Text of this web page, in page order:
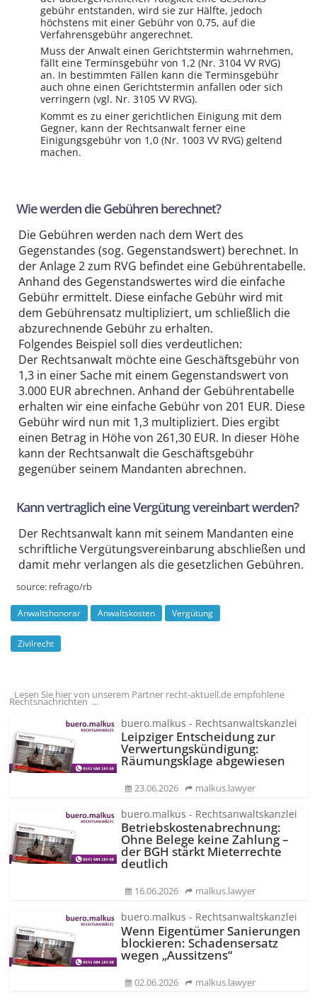
gebühr entstanden, wird sie zur Hälfte, jedoch
höchstens mit einer Gebühr von 0,75, auf die
Verfahrens­gebühr angerechnet.
Muss der Anwalt einen Gerichts­termin wahrnehmen,
fällt eine Termins­gebühr von 1,2 (Nr. 3104 VV RVG)
an. In bestimmten Fällen kann die Termins­gebühr
auch ohne einen Gerichts­termin anfallen oder sich
verringern (vgl. Nr. 3105 VV RVG).
Kommt es zu einer gerichtlichen Einigung mit dem
Gegner, kann der Rechtsanwalt ferner eine
Einigungs­gebühr von 1,0 (Nr. 1003 VV RVG) geltend
machen.
Wie werden die Gebühren berechnet?
Die Gebühren werden nach dem Wert des
Gegenstandes (sog. Gegenstands­wert) berechnet. In
der Anlage 2 zum RVG befindet eine Gebühren­tabelle.
Anhand des Gegenstands­wertes wird die einfache
Gebühr ermittelt. Diese einfache Gebühr wird mit
dem Gebühren­satz multi­pliziert, um schließlich die
ab­zurechnende Gebühr zu erhalten.
Folgendes Beispiel soll dies ver­deutlichen:
Der Rechtsanwalt möchte eine Geschäfts­gebühr von
1,3 in einer Sache mit einem Gegenstands­wert von
3.000 EUR abrechnen. Anhand der Gebühren­tabelle
erhalten wir eine einfache Gebühr von 201 EUR. Diese
Gebühr wird nun mit 1,3 multi­pliziert. Dies ergibt
einen Betrag in Höhe von 261,30 EUR. In dieser Höhe
kann der Rechtsanwalt die Geschäfts­gebühr
gegenüber seinem Mandanten abrechnen.
Kann vertraglich eine Vergütung vereinbart werden?
Der Rechtsanwalt kann mit seinem Mandanten eine
schrift­liche Ver­gütungs­verein­barung abschließen und
damit mehr verlangen als die gesetzlichen Gebühren.
source: refrago/rb
Anwaltshonorar Anwaltskosten Vergütung
Zivilrecht
Lesen Sie hier von unserem Partner recht-aktuell.de empfohlene
Rechtsnachrichten ...
buero.malkus - Rechtsanwaltskanzlei
Leipziger Entscheidung zur
Verwertungs­kündigung:
Räumungsklage abgewiesen
23.06.2026 malkus.lawyer
buero.malkus - Rechtsanwaltskanzlei
Betriebskos­tenabrechnung:
Ohne Belege keine Zahlung –
der BGH stärkt Mieterrechte
deutlich
16.06.2026 malkus.lawyer
buero.malkus - Rechtsanwaltskanzlei
Wenn Eigentümer Sanierungen
blockieren: Schadensersatz
wegen „Aussitzens“
02.06.2026 malkus.lawyer